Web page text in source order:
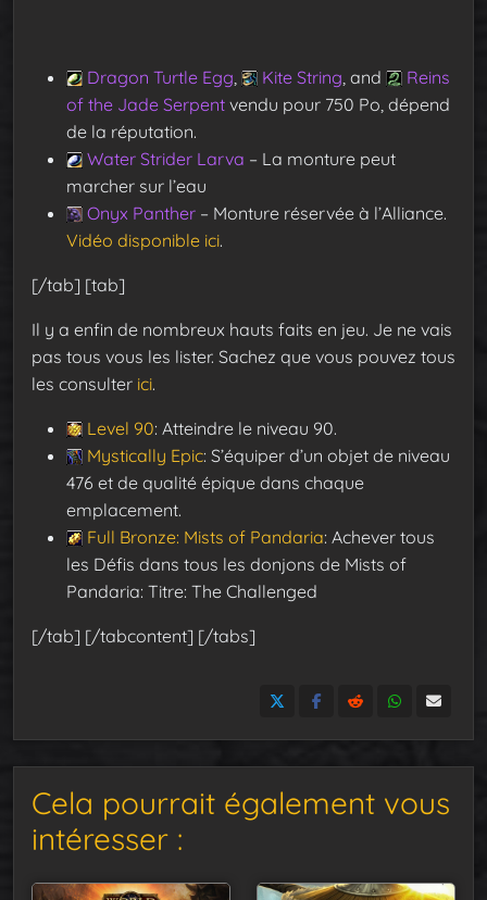
Dragon Turtle Egg Kite String , and
Reins
of the Jade Serpent vendu pour 750 Po, dépend
de la réputation.
Water Strider Larva – La monture peut
marcher sur l’eau
Onyx Panther – Monture réservée à l’Alliance.
Vidéo disponible ici.
[/tab] [tab]
Il y a enfin de nombreux hauts faits en jeu. Je ne vais
pas tous vous les lister. Sachez que vous pouvez tous
les consulter ici.
Level 90: Atteindre le niveau 90.
Mystically Epic: S’équiper d’un objet de niveau
476 et de qualité épique dans chaque
emplacement.
Full Bronze: Mists of Pandaria: Achever tous
les Défis dans tous les donjons de Mists of
Pandaria: Titre: The Challenged
[/tab] [/tabcontent] [/tabs]
Cela pourrait également vous
intéresser :